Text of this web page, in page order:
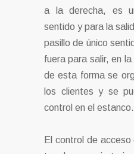
a la derecha, es
sentido y para la
pasillo de único
fuera para salir, en
de esta forma se
los clientes y se
control en el estanco.
El control de